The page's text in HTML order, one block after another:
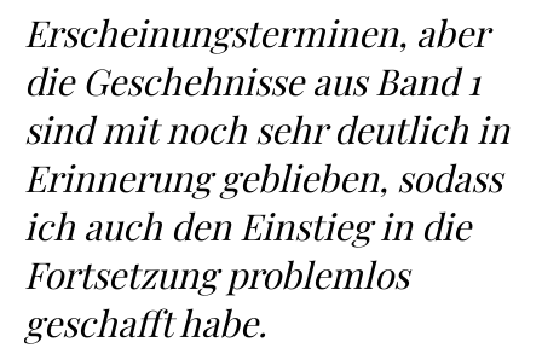
Erscheinungsterminen, aber
die Geschehnisse aus Band 1
sind mit noch sehr deutlich in
Erinnerung geblieben, sodass
ich auch den Einstieg in die
Fortsetzung problemlos
geschafft habe.